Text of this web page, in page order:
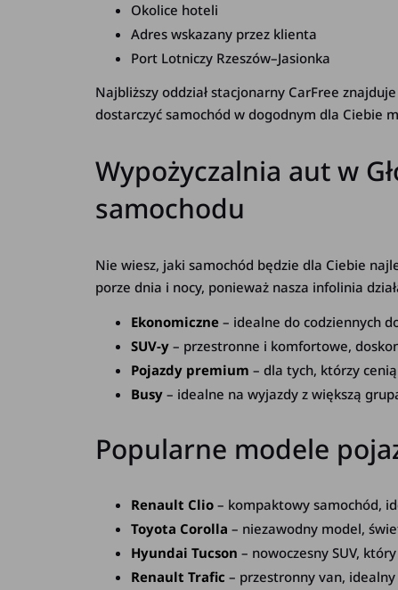
Okolice hoteli
Adres wskazany przez klienta
Port Lotniczy Rzeszów–Jasionka
Najbliższy oddział stacjonarny CarFree
dostarczyć samochód w dogodnym dla Ciebie
Wypożyczalnia aut w
samochodu
Nie wiesz, jaki samochód będzie dla Ciebie
porze dnia i nocy, ponieważ nasza infolinia
Ekonomiczne – idealne do codziennych
SUV-y – przestronne i komfortowe,
Pojazdy premium – dla tych, którzy
Busy – idealne na wyjazdy z większą
Popularne modele
Renault Clio – kompaktowy samochód,
Toyota Corolla – niezawodny model,
Hyundai Tucson – nowoczesny SUV,
Renault Trafic – przestronny van,